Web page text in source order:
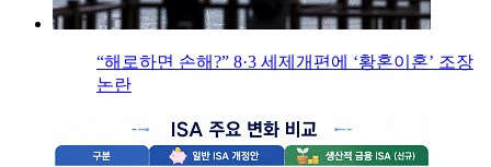
“해로하면 손해?” 8·3 세제개편에 ‘황혼이혼’ 조장
논란